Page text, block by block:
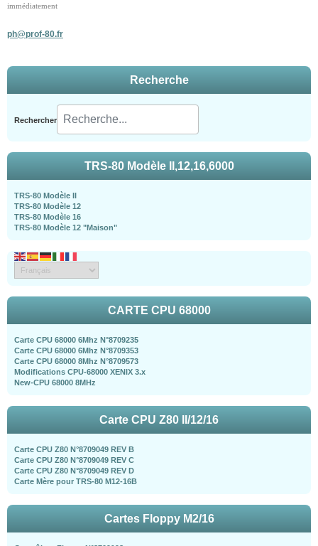
immédiatement
ph@prof-80.fr
Recherche
Rechercher
TRS-80 Modèle II,12,16,6000
TRS-80 Modèle II
TRS-80 Modèle 12
TRS-80 Modèle 16
TRS-80 Modèle 12 "Maison"
CARTE CPU 68000
Carte CPU 68000 6Mhz N°8709235
Carte CPU 68000 6Mhz N°8709353
Carte CPU 68000 8Mhz N°8709573
Modifications CPU-68000 XENIX 3.x
New-CPU 68000 8MHz
Carte CPU Z80 II/12/16
Carte CPU Z80 N°8709049 REV B
Carte CPU Z80 N°8709049 REV C
Carte CPU Z80 N°8709049 REV D
Carte Mère pour TRS-80 M12-16B
Cartes Floppy M2/16